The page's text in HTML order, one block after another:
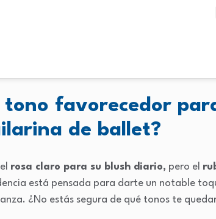
tono favorecedor
de ballet?
rosa claro para su blush diario, pero el
está pensada para darte un notable
¿No estás segura de qué tonos te